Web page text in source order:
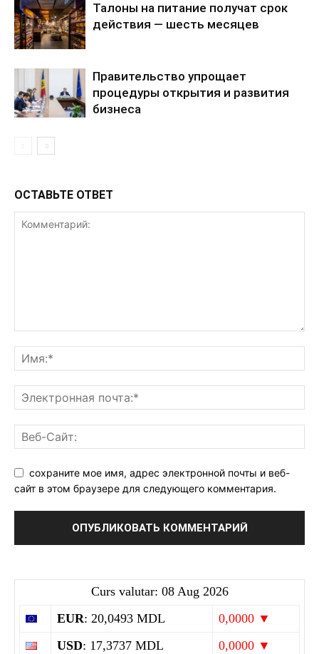
Талоны на питание получат срок
действия — шесть месяцев
Правительство упрощает
процедуры открытия и развития
бизнеса
ОСТАВЬТЕ ОТВЕТ
сохраните мое имя, адрес электронной почты и веб-
сайт в этом браузере для следующего комментария.
Curs valutar: 08 Aug 2026
EUR: 20,0493 MDL
0,0000 ▼
USD: 17,3737 MDL
0,0000 ▼